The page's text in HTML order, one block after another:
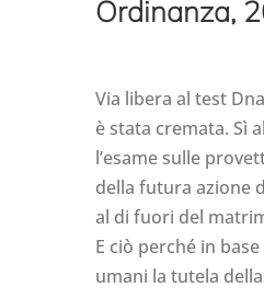
Ordinanza,
Via libera al test
è stata cremata. Sì
l’esame sulle
della futura azione
al di fuori del
E ciò perché in
umani la tutela